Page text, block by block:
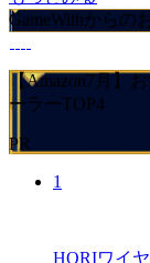
GameWithからの
【Amazon7月】
ーラーTOP4
PR
1
HORIワイ